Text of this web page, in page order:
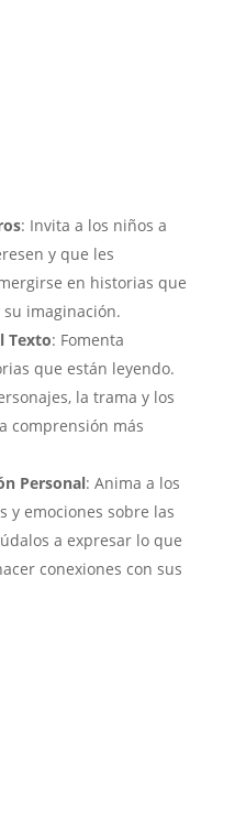
: Invita a los niños a
y que les
en historias que
imaginación.
Texto: Fomenta
que están leyendo.
la trama y los
comprensión más
Personal: Anima a los
y emociones sobre las
a expresar lo que
conexiones con sus